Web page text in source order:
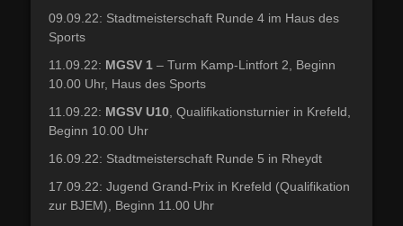
09.09.22: Stadtmeisterschaft Runde 4 im Haus des
Sports
11.09.22: MGSV 1 – Turm Kamp-Lintfort 2, Beginn
10.00 Uhr, Haus des Sports
11.09.22: MGSV U10 , Qualifikationsturnier in Krefeld,
Beginn 10.00 Uhr
16.09.22: Stadtmeisterschaft Runde 5 in Rheydt
17.09.22: Jugend Grand-Prix in Krefeld (Qualifikation
zur BJEM), Beginn 11.00 Uhr